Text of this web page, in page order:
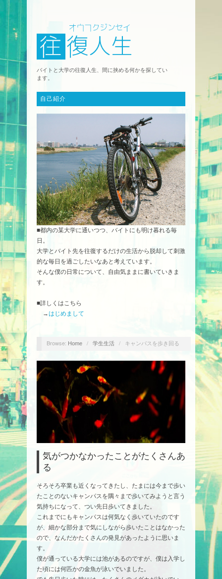
バイトと大学の往復人生、間に挟める何かを探してい
ます。
自己紹介
■都内の某大学に通いつつ、バイトにも明け暮れる毎
日。
大学とバイト先を往復するだけの生活から脱却して刺激
的な毎日を過ごしたいなあと考えています。
そんな僕の日常について、自由気ままに書いていきま
す。
■詳しくはこちら
→はじめまして
Browse: Home / 学生生活 / キャンパスを歩き回る
気がつかなかったことがたくさんあ
る
そろそろ卒業も近くなってきたし、たまには今まで歩い
たことのないキャンパスを隅々まで歩いてみようと言う
気持ちになって、つい先日歩いてきました。
これまでにもキャンパスは何気なく歩いていたのです
が、細かな部分まで気にしながら歩いたことはなかった
ので、なんだかたくさんの発見があったように思いま
す。
僕が通っている大学には池があるのですが、僕は入学し
た頃には何匹かの金魚が泳いでいました。